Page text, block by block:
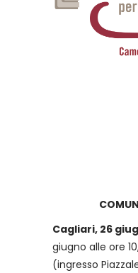
Cagliari, 26
giugno alle ore
(ingresso